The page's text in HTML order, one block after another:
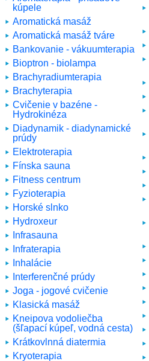
kúpele
Aromatická masáž
Aromatická masáž tváre
Bankovanie - vákuumterapia
Bioptron - biolampa
Brachyradiumterapia
Brachyterapia
Cvičenie v bazéne -
Hydrokinéza
Diadynamik - diadynamické
prúdy
Elektroterapia
Fínska sauna
Fitness centrum
Fyzioterapia
Horské slnko
Hydroxeur
Infrasauna
Infraterapia
Inhalácie
Interferenčné prúdy
Joga - jogové cvičenie
Klasická masáž
Kneipova vodoliečba
(šľapací kúpeľ, vodná cesta)
Krátkovlnná diatermia
Kryoterapia